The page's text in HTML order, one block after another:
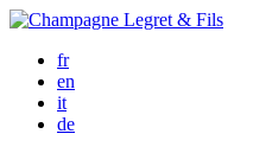
fr
en
it
de